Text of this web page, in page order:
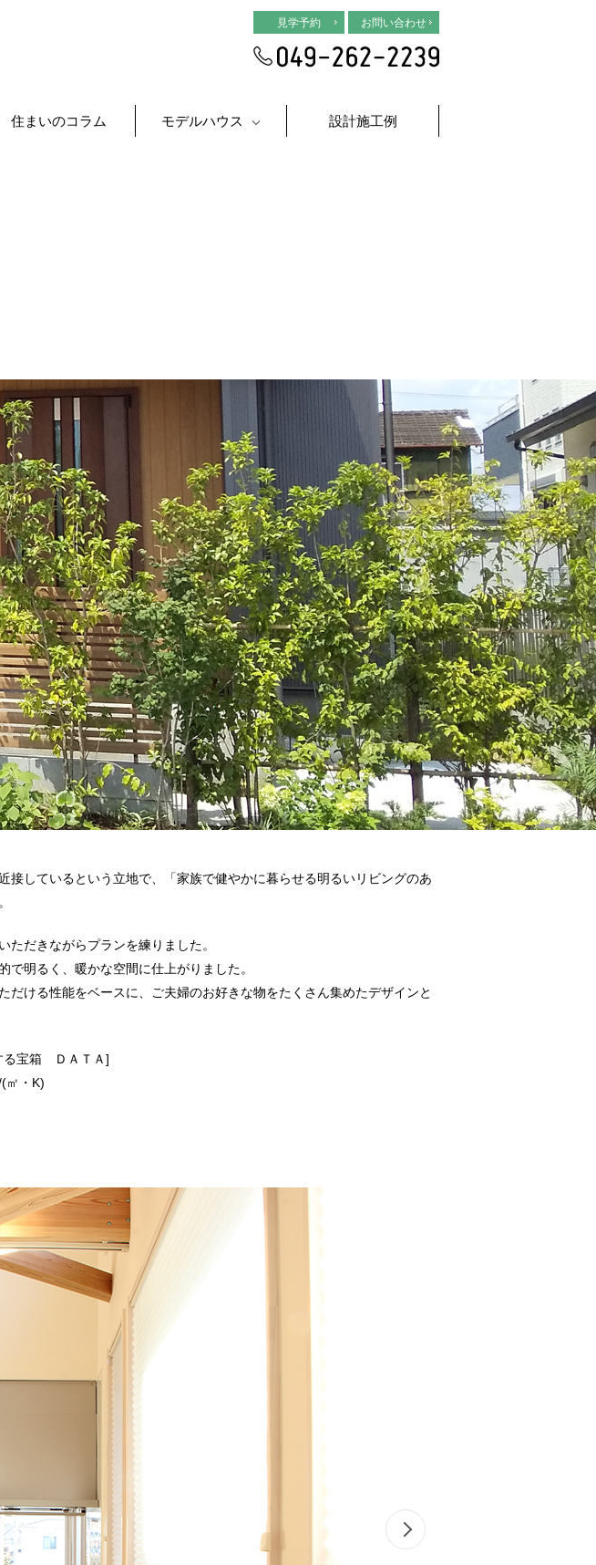
見学予約 お問い合わせ
住まいのコラム モデルハウス 設計施工例
接しているという立地で、「家族で健やかに暮らせる明るいリビングのあ
ただきながらプランを練りました。
で明るく、暖かな空間に仕上がりました。
だける性能をベースに、ご夫婦のお好きな物をたくさん集めたデザインと
る宝箱 ＤＡＴＡ]
㎡・K)